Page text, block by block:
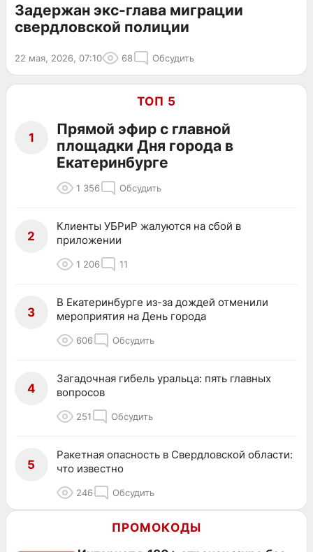
Задержан экс-глава миграции
свердловской полиции
22 мая, 2026, 07:10 68 Обсудить
ТОП 5
1
Прямой эфир с главной
площадки Дня города в
Екатеринбурге
1 356 Обсудить
2
Клиенты УБРиР жалуются на сбой в
приложении
1 206 11
3
В Екатеринбурге из-за дождей отменили
мероприятия на День города
606 Обсудить
4
Загадочная гибель уральца: пять главных
вопросов
251 Обсудить
5
Ракетная опасность в Свердловской области:
что известно
246 Обсудить
ПРОМОКОДЫ